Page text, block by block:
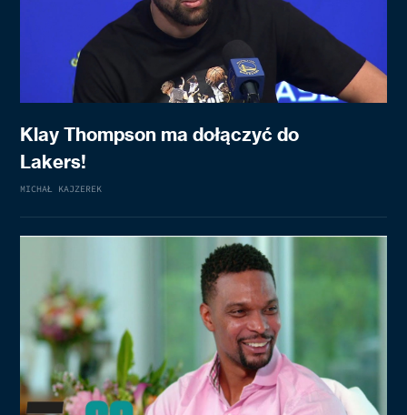
Klay Thompson ma dołączyć do
Lakers!
MICHAŁ KAJZEREK